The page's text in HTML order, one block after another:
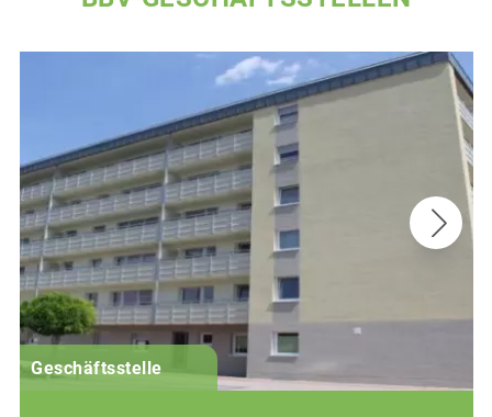
Geschäftsstelle